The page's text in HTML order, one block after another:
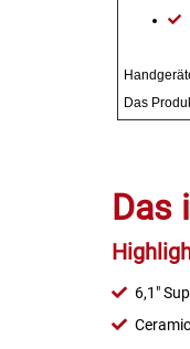
Das
Das
6,1"